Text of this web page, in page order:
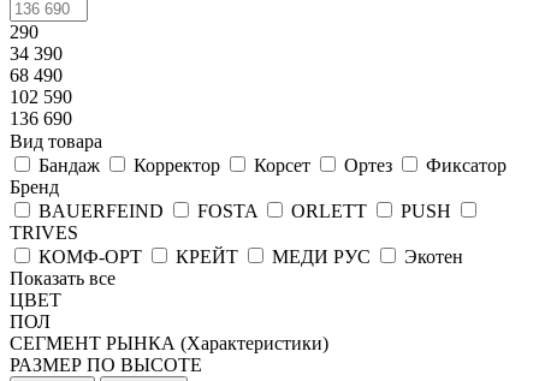
290
34 390
68 490
102 590
136 690
Вид товара
Бандаж
Корректор Корсет Ортез
Фиксатор
Бренд
BAUERFEIND
FOSTA ORLETT
PUSH
TRIVES
КОМФ-ОРТ
КРЕЙТ МЕДИ РУС
Экотен
Показать все
ЦВЕТ
ПОЛ
СЕГМЕНТ РЫНКА (Характеристики)
РАЗМЕР ПО ВЫСОТЕ